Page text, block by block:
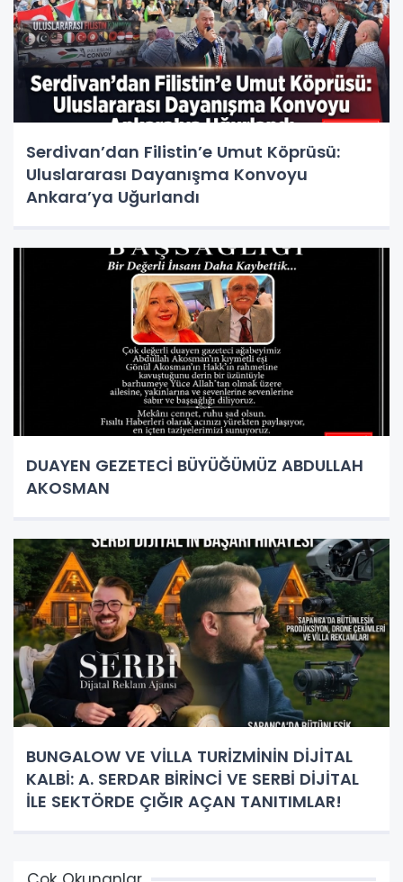
Serdivan’dan Filistin’e Umut Köprüsü:
Uluslararası Dayanışma Konvoyu
Ankara’ya Uğurlandı
DUAYEN GEZETECİ BÜYÜĞÜMÜZ ABDULLAH
AKOSMAN
BUNGALOW VE VİLLA TURİZMİNİN DİJİTAL
KALBİ: A. SERDAR BİRİNCİ VE SERBİ DİJİTAL
İLE SEKTÖRDE ÇIĞIR AÇAN TANITIMLAR!